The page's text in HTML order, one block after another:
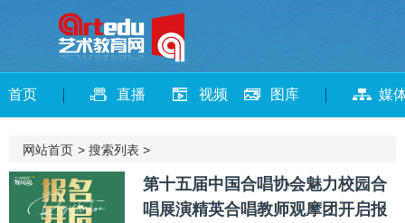
首页 直播 视频 图库 媒
网站首页 > 搜索列表 >
第十五届中国合唱协会魅力校园合
唱展演精英合唱教师观摩团开启报